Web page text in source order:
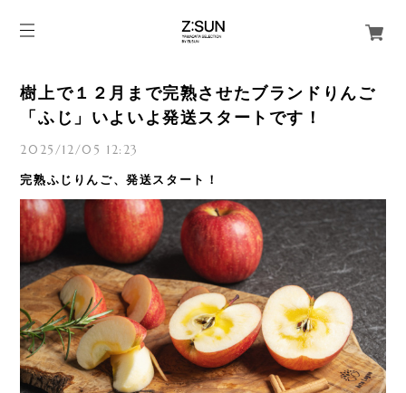
樹上で１２月まで完熟させたブランドりんご
「ふじ」いよいよ発送スタートです！
2025/12/05 12:23
完熟ふじりんご、発送スタート！